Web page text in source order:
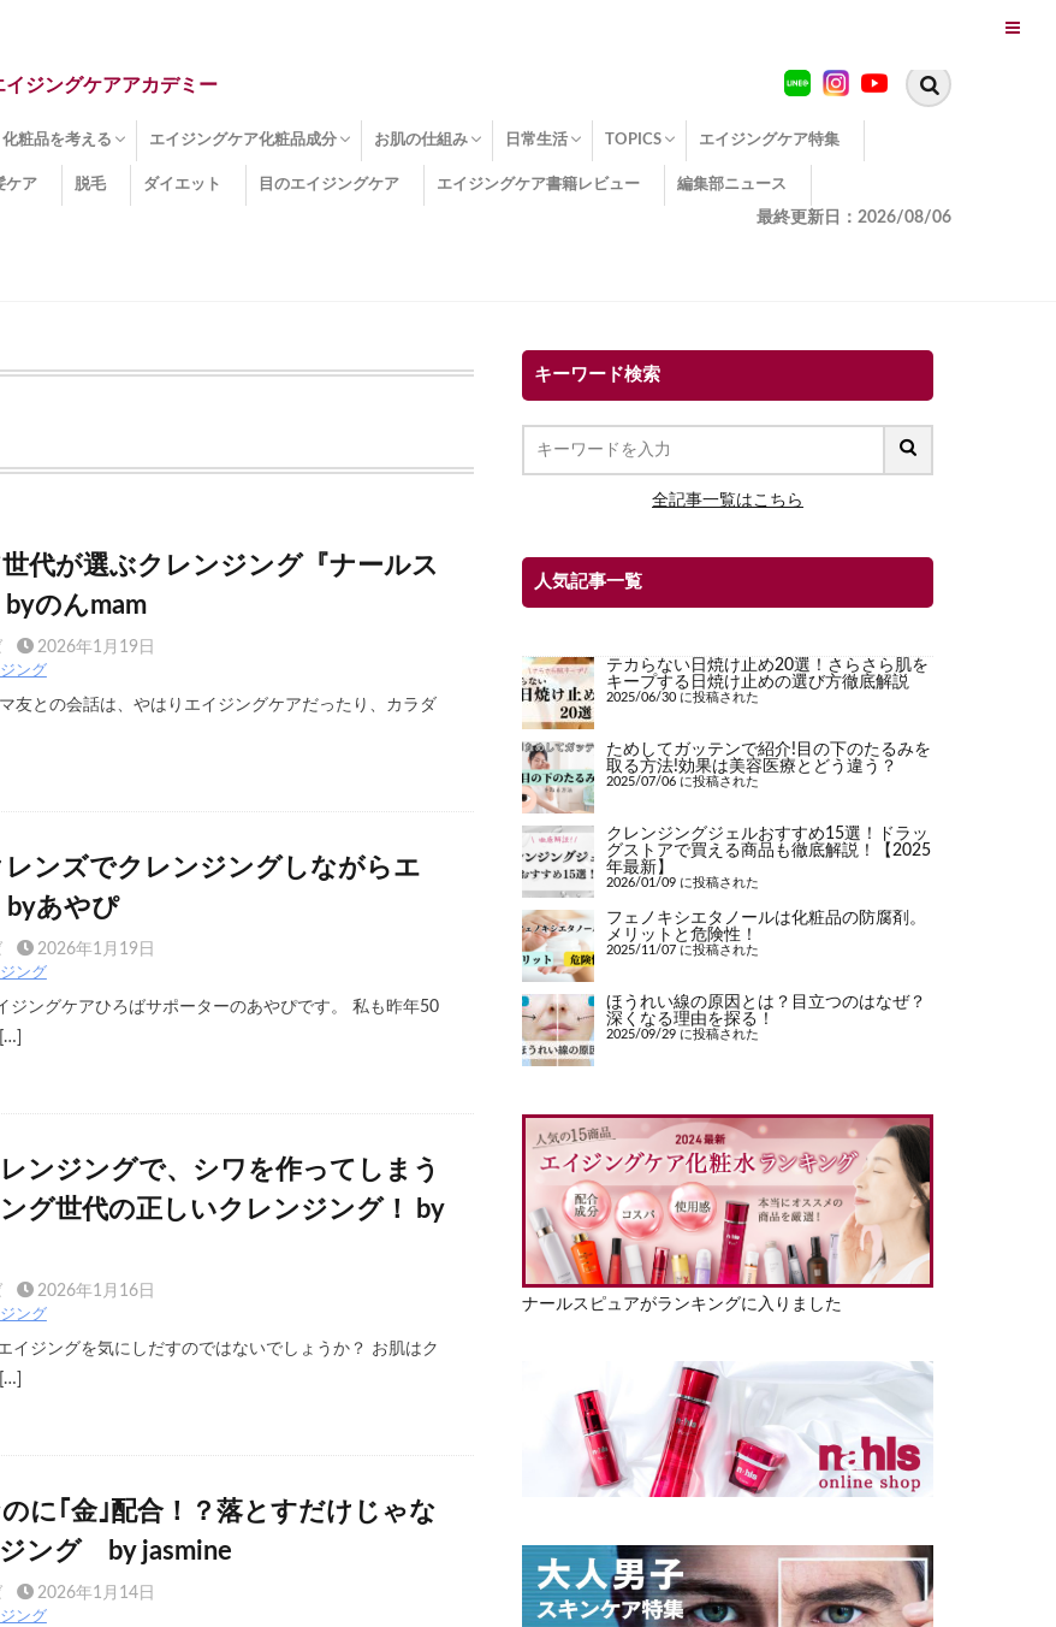
ジングケアアカデミー
肌
み
み
化粧品を考える
エイジングケア化粧品
化粧水
美容液
保湿クリーム
酵素洗顔
ハンドクリーム
フェイスマスク
ほうれい線化粧品
コラーゲン化粧品
メイク化粧品
洗顔・クレンジング
オールインワン化粧品
その他の化粧品
エイジングケア化粧品成分
エイジングケア化粧品(成分)
セラミド
ネオダーミル
プロテオグリカン
ビタミンC誘導体
コラーゲン
その他の化粧品成分
お肌の仕組み
エイジング
ターンオーバー
皮下組織
表皮
真皮
表皮常在菌
女性ホルモン
その他
日常生活
糖化
便秘
TOPICS
エイジングケア TOPICS
コラーゲンサプリの効果
エイジングケアクイズ
季節別のエイジングケア
幸福とエイジングケア
温活でアンチエイジング
イオン導入
エイジングケア3つのポイント
エイジングケアセミナー
エイジングケアトピックス
動画でみるエイジングケア
エイジングケア特集
ケア 脱毛 ダイエット 目のエイジングケア エイジングケア書籍レビュー 編集部ニュース
最終更新日：2026/08/06
代が選ぶクレンジング『ナールス
のんmam
2026年1月19日
ング
友との会話は、やはりエイジングケアだったり、カラダ
ンズでクレンジングしながらエ
byあやぴ
2026年1月19日
ング
ジングケアひろばサポーターのあやぴです。 私も昨年50
ンジングで、シワを作ってしまう
グ世代の正しいクレンジング！ by
2026年1月16日
ング
イジングを気にしだすのではないでしょうか？ お肌はク
に｢金｣配合！？落とすだけじゃな
ング by jasmine
2026年1月14日
ング
キーワード検索
全記事一覧はこちら
人気記事一覧
テカらない日焼け止め20選！さらさら肌を
キープする日焼け止めの選び方徹底解説
2025/06/30 に投稿された
ためしてガッテンで紹介!目の下のたるみを
取る方法!効果は美容医療とどう違う？
2025/07/06 に投稿された
クレンジングジェルおすすめ15選！ドラッ
グストアで買える商品も徹底解説！【2025
年最新】
2026/01/09 に投稿された
フェノキシエタノールは化粧品の防腐剤。
メリットと危険性！
2025/11/07 に投稿された
ほうれい線の原因とは？目立つのはなぜ？
深くなる理由を探る！
2025/09/29 に投稿された
ナールスピュアがランキングに入りました